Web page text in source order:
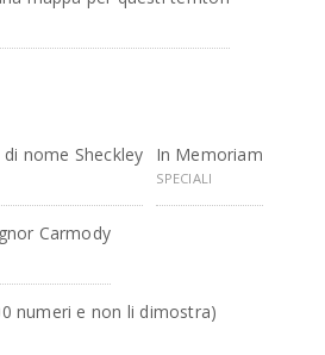
nome Sheckley In Memoriam
SPECIALI
Carmody
numeri e non li dimostra)